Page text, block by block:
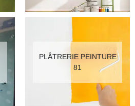
PLÂTRERIE PEINTURE
81